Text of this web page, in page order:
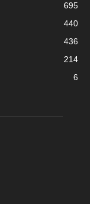
695
440
436
214
6